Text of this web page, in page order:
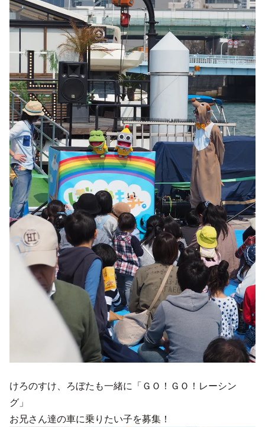
けろのすけ、ろぼたも一緒に「ＧＯ！ＧＯ！レーシン
グ」
お兄さん達の車に乗りたい子を募集！